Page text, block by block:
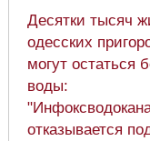
Десятки тысяч
одесских
могут остаться
воды:
отказывается